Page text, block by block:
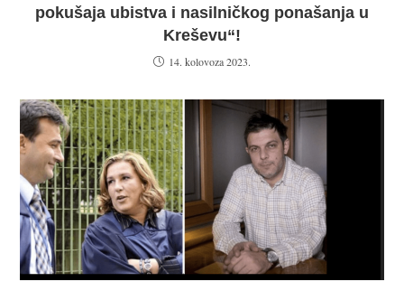
pokušaja ubistva i nasilničkog ponašanja u
Kreševu“!
14. kolovoza 2023.